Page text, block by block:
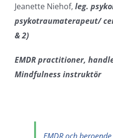
Jeanette Niehof, leg.
psykotraumaterapeut/
& 2)
EMDR practitioner,
Mindfulness instruktör